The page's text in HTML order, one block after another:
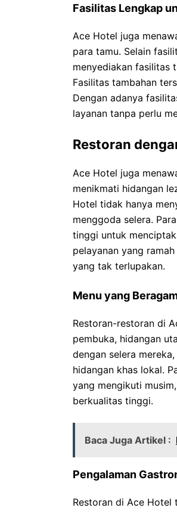
Fasilitas Lengkap
Ace Hotel juga
para tamu. Selain
menyediakan fasilitas
Fasilitas tambahan
Dengan adanya
layanan tanpa perlu
Restoran
Ace Hotel juga
menikmati hidangan
Hotel tidak hanya
menggoda selera.
tinggi untuk
pelayanan yang
yang tak terlupakan.
Menu yang
Restoran-restoran di
pembuka, hidangan
dengan selera
hidangan khas lokal.
yang mengikuti
berkualitas tinggi.
Baca Juga Artikel :
Pengalaman
Restoran di Ace Hotel